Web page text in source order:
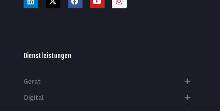
Dienstleistungen
Gerät
Digital